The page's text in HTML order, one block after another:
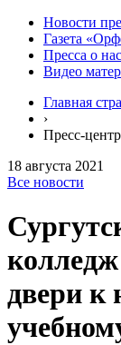
Новости
Газета
Пресса о нас
Видео
Главная
›
Пресс-центр
18 августа 2021
Все новости
двери к